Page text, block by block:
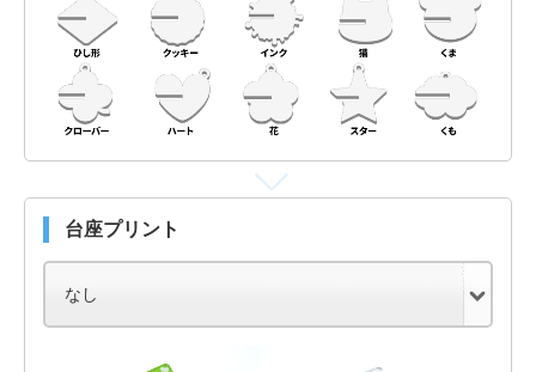
台座プリント